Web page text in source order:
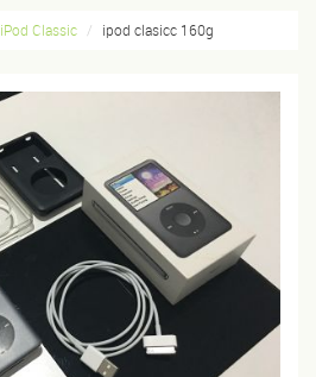
iPod Classic ipod clasicc 160g